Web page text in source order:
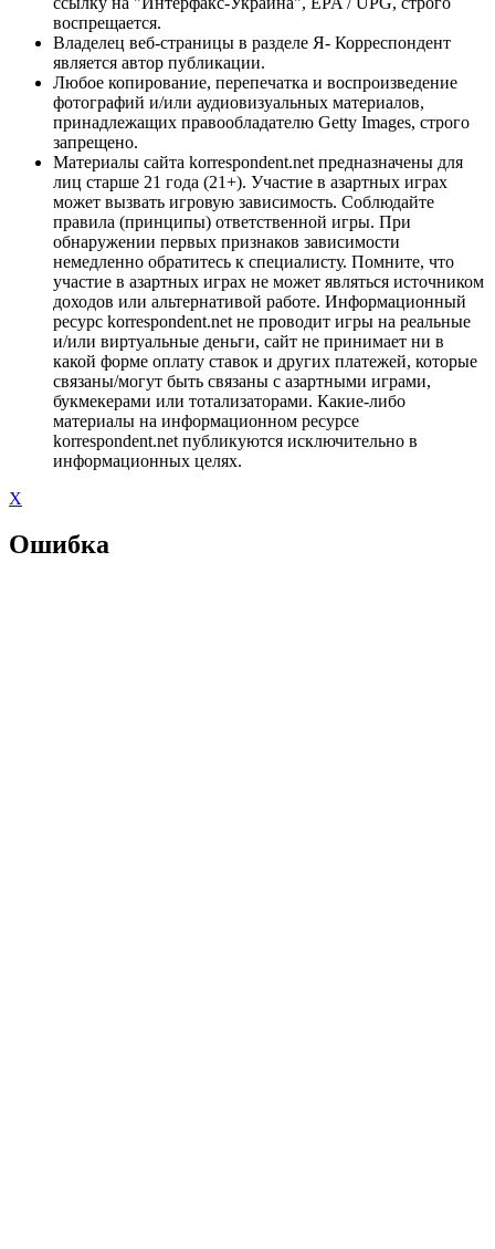
воспрещается.
Владелец веб-страницы в разделе Я- Корреспондент
является автор публикации.
Любое копирование, перепечатка и воспроизведение
фотографий и/или аудиовизуальных материалов,
принадлежащих правообладателю Getty Images, строго
запрещено.
Материалы сайта korrespondent.net предназначены для
лиц старше 21 года (21+). Участие в азартных играх
может вызвать игровую зависимость. Соблюдайте
правила (принципы) ответственной игры. При
обнаружении первых признаков зависимости
немедленно обратитесь к специалисту. Помните, что
участие в азартных играх не может являться источником
доходов или альтернативой работе. Информационный
ресурс korrespondent.net не проводит игры на реальные
и/или виртуальные деньги, сайт не принимает ни в
какой форме оплату ставок и других платежей, которые
связаны/могут быть связаны с азартными играми,
букмекерами или тотализаторами. Какие-либо
материалы на информационном ресурсе
korrespondent.net публикуются исключительно в
информационных целях.
X
Ошибка